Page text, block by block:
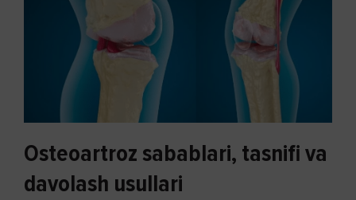
Osteoartroz sabablari, tasnifi va
davolash usullari